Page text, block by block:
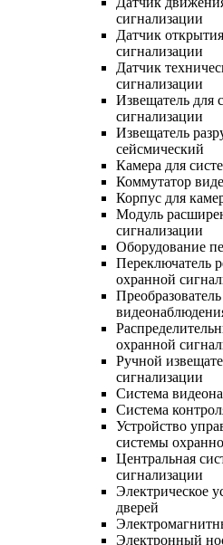
сигнализации
Датчик
сигнализации
Датчик
сигнализации
Извещатель для
сигнализации
Извещатель
сейсмический
Камера для
Коммутатор
Корпус для
Модуль
сигнализации
Оборудование
Переключатель
охранной
охранной
Ручной
сигнализации
Система
Система
Устройство
системы
Центральная
сигнализации
Электрическое
дверей
Электронный